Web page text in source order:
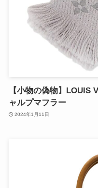
【小物の偽物】LOUIS
ャルプマフラー
2024年1月11日